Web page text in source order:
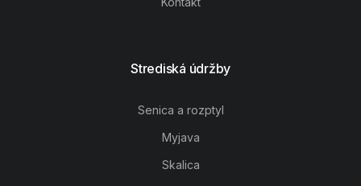
Strediská údržby
Senica a rozptyl
Myjava
Skalica